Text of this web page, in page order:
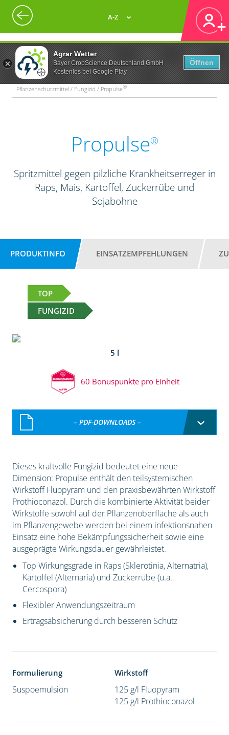
Agrar Wetter
Bayer CropScience Deutschland GmbH
Kostenlos bei Google Play
Öffnen
A-Z
Pflanzenschutzmittel / Fungizid / Propulse®
Propulse®
Spritzmittel gegen pilzliche Krankheitserreger in
Raps, Mais, Kartoffel, Zuckerrübe und
Sojabohne
PRODUKTINFO EINSATZEMPFEHLUNGEN
TOP
FUNGIZID
5 l
60 Bonuspunkte pro Einheit
– PDF-DOWNLOADS –
Dieses kraftvolle Fungizid bedeutet eine neue
Dimension: Propulse enthält den teilsystemischen
Wirkstoff Fluopyram und den praxisbewährten Wirkstoff
Prothioconazol. Durch die kombinierte Aktivität beider
Wirkstoffe sowohl auf der Pflanzenoberfläche als auch
im Pflanzengewebe werden bei einem infektionsnahen
Einsatz eine hohe Bekämpfungssicherheit sowie eine
ausgeprägte Wirkungsdauer gewährleistet.
Top Wirkungsgrade in Raps (Sklerotinia, Alternatria),
Kartoffel (Alternaria) und Zuckerrübe (u.a.
Cercospora)
Flexibler Anwendungszeitraum
Ertragsabsicherung durch besseren Schutz
Formulierung
Suspoemulsion
Wirkstoff
125 g/l Fluopyram
125 g/l Prothioconazol